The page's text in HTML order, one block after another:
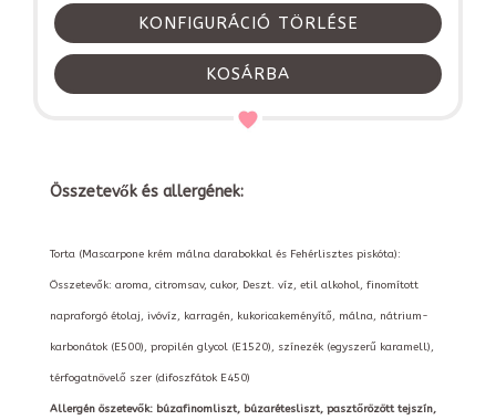
KONFIGURÁCIÓ TÖRLÉSE
KOSÁRBA
Összetevők és allergének:
Torta (Mascarpone krém málna darabokkal és Fehérlisztes piskóta):
Összetevők: aroma, citromsav, cukor, Deszt. víz, etil alkohol, finomított
napraforgó étolaj, ivóvíz, karragén, kukoricakeményítő, málna, nátrium-
karbonátok (E500), propilén glycol (E1520), színezék (egyszerű karamell),
térfogatnövelő szer (difoszfátok E450)
Allergén öszetevők: búzafinomliszt, búzarétesliszt, pasztőrözött tejszín,